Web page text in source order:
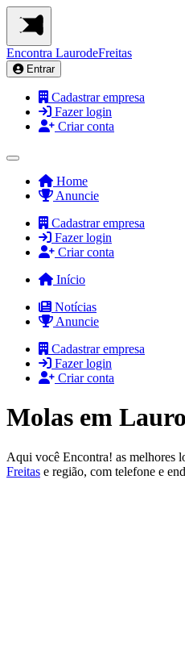
Encontra LaurodeFreitas
Entrar
Cadastrar empresa
Fazer login
Criar conta
Home
Anuncie
Cadastrar empresa
Fazer login
Criar conta
Início
Notícias
Anuncie
Cadastrar empresa
Fazer login
Criar conta
Molas em
Aqui você Encontra! as melhores
Freitas e região, com telefone e